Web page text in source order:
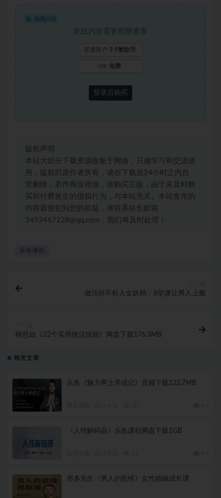
隐藏内容
此处内容需要权限查看
普通用户 9.9赞助币
VIP 免费
登录后购买
版权声明
本站大部分下载资源收集于网络，只做学习和交流使
用，版权归原作者所有，请在下载后24小时之内自
觉删除，若作商业用途，请购买正版，由于未及时购
买和付费发生的侵权行为，与本站无关。本站发布的
内容若侵犯到您的权益，请联系站长邮箱：
3492467228@qq.com，我们将及时处理！
乐鱼课程
做活好不粘人女妖精：8堂课让男人上瘾
柳芭姐《22个实用撩汉技能》网盘下载176.3MB
相关文章
乐鱼《魅力男士养成记》音频下载122.7MB
《人性解码器》乐鱼课程网盘下载1GB
墨多先生《男人的思维》女性婚姻成长课